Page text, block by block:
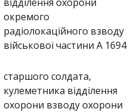
окремого
радіолокаційного взводу
військової частини А 1694
старшого солдата,
кулеметника відділення
охорони взводу охорони